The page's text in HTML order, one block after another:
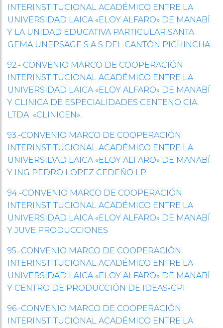
INTERINSTITUCIONAL ACADÉMICO ENTRE LA
UNIVERSIDAD LAICA «ELOY ALFARO» DE MANABÍ
Y LA UNIDAD EDUCATIVA PARTICULAR SANTA
GEMA UNEPSAGE S.A.S DEL CANTÓN PICHINCHA.
92.- CONVENIO MARCO DE COOPERACIÓN
INTERINSTITUCIONAL ACADÉMICO ENTRE LA
UNIVERSIDAD LAICA «ELOY ALFARO» DE MANABÍ
Y CLINICA DE ESPECIALIDADES CENTENO CIA.
LTDA. «CLINICEN».
93.-CONVENIO MARCO DE COOPERACIÓN
INTERINSTITUCIONAL ACADÉMICO ENTRE LA
UNIVERSIDAD LAICA «ELOY ALFARO» DE MANABÍ
Y ING PEDRO LOPEZ CEDEÑO LP
94.-CONVENIO MARCO DE COOPERACIÓN
INTERINSTITUCIONAL ACADÉMICO ENTRE LA
UNIVERSIDAD LAICA «ELOY ALFARO» DE MANABÍ
Y JUVE PRODUCCIONES
95.-CONVENIO MARCO DE COOPERACIÓN
INTERINSTITUCIONAL ACADÉMICO ENTRE LA
UNIVERSIDAD LAICA «ELOY ALFARO» DE MANABÍ
Y CENTRO DE PRODUCCIÓN DE IDEAS-CPI
96.-CONVENIO MARCO DE COOPERACIÓN
INTERINSTITUCIONAL ACADÉMICO ENTRE LA